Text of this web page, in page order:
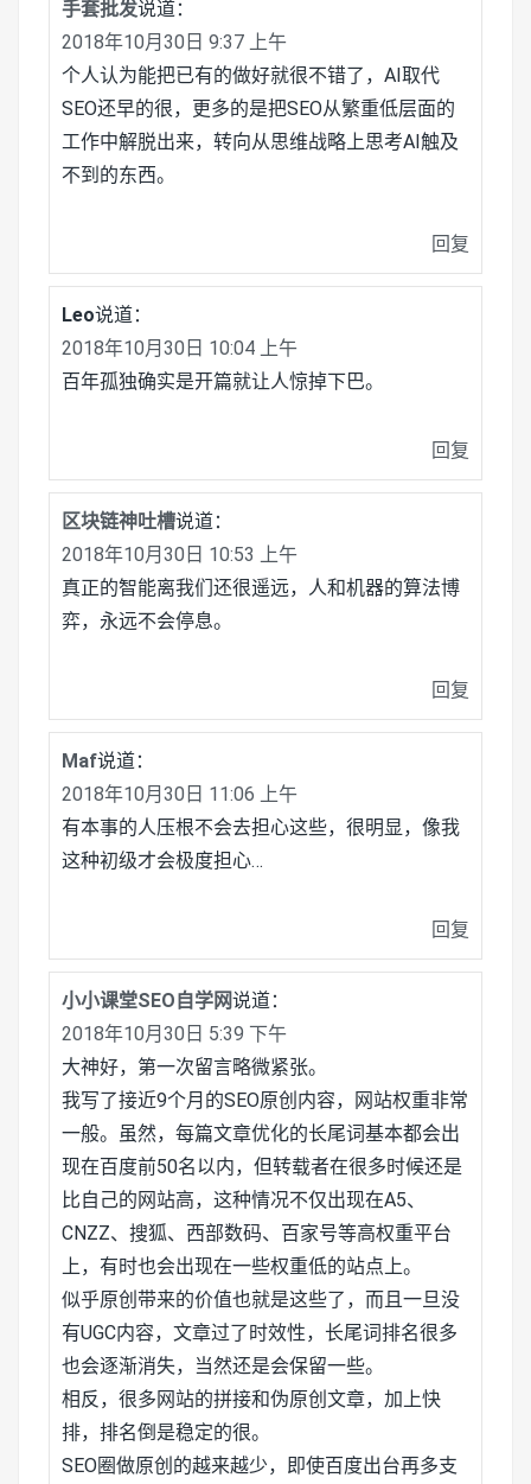
手套批发说道：
2018年10月30日 9:37 上午
个人认为能把已有的做好就很不错了，AI取代
SEO还早的很，更多的是把SEO从繁重低层面的
工作中解脱出来，转向从思维战略上思考AI触及
不到的东西。
回复
Leo说道：
2018年10月30日 10:04 上午
百年孤独确实是开篇就让人惊掉下巴。
回复
区块链神吐槽说道：
2018年10月30日 10:53 上午
真正的智能离我们还很遥远，人和机器的算法博
弈，永远不会停息。
回复
Maf说道：
2018年10月30日 11:06 上午
有本事的人压根不会去担心这些，很明显，像我
这种初级才会极度担心…
回复
小小课堂SEO自学网说道：
2018年10月30日 5:39 下午
大神好，第一次留言略微紧张。
我写了接近9个月的SEO原创内容，网站权重非常
一般。虽然，每篇文章优化的长尾词基本都会出
现在百度前50名以内，但转载者在很多时候还是
比自己的网站高，这种情况不仅出现在A5、
CNZZ、搜狐、西部数码、百家号等高权重平台
上，有时也会出现在一些权重低的站点上。
似乎原创带来的价值也就是这些了，而且一旦没
有UGC内容，文章过了时效性，长尾词排名很多
也会逐渐消失，当然还是会保留一些。
相反，很多网站的拼接和伪原创文章，加上快
排，排名倒是稳定的很。
SEO圈做原创的越来越少，即使百度出台再多支